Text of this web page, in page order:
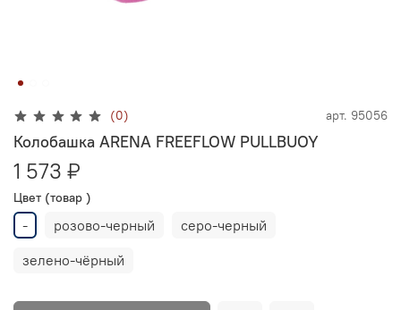
(0) арт. 95056
Колобашка ARENA FREEFLOW PULLBUOY
1 573 ₽
Цвет (товар )
- розово-черный
серо-черный
зелено-чёрный